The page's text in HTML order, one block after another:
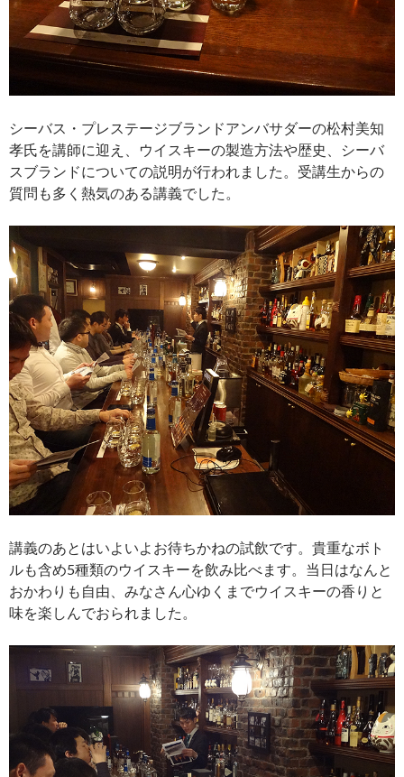
シーバス・プレステージブランドアンバサダーの松村美知
孝氏を講師に迎え、ウイスキーの製造方法や歴史、シーバ
スブランドについての説明が行われました。受講生からの
質問も多く熱気のある講義でした。
講義のあとはいよいよお待ちかねの試飲です。貴重なボト
ルも含め5種類のウイスキーを飲み比べます。当日はなんと
おかわりも自由 、みなさん心ゆくまでウイスキーの香りと
味を楽しんでおられました。